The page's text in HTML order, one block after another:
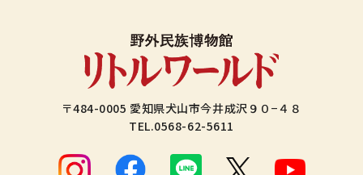
〒484-0005 愛知県犬山市今井成沢９０−４８
TEL.0568-62-5611